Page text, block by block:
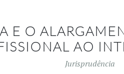
E O
AO
Jurisprudência